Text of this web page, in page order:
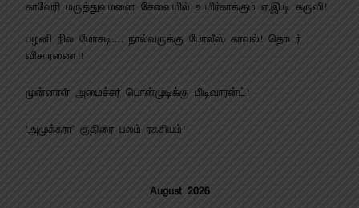
காவேரி மருத்துவமனை சேவையில் உயிர்காக்கும் ஏ.இ.டி கருவி!
பழனி நில மோசடி…. நால்வருக்கு போலீஸ் காவல்! தொடர்
விசாரணை!!
முன்னாள் அமைச்சர் பொன்முடிக்கு பிடிவாரன்ட்!
‘அமுக்கரா’ குதிரை பலம் ரகசியம்!
August 2026